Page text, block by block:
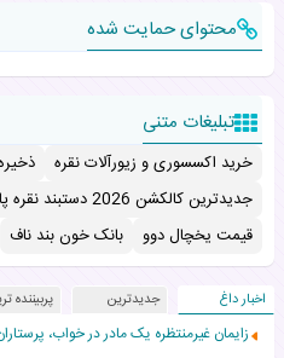
محتوای حمایت شده
تبلیغات متنی
خرید اکسسوری و زیورآلات نقره
جدیدترین کالکشن 2026 دستبند نقره پاندورا
قیمت یخچال دوو
بانک خون بند ناف
اخبار داغ جدیدترین پربیننده
زایمان غیرمنتظره یک مادر در خواب،